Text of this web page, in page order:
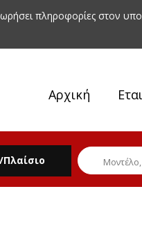
πληροφορίες στον
Αρχική